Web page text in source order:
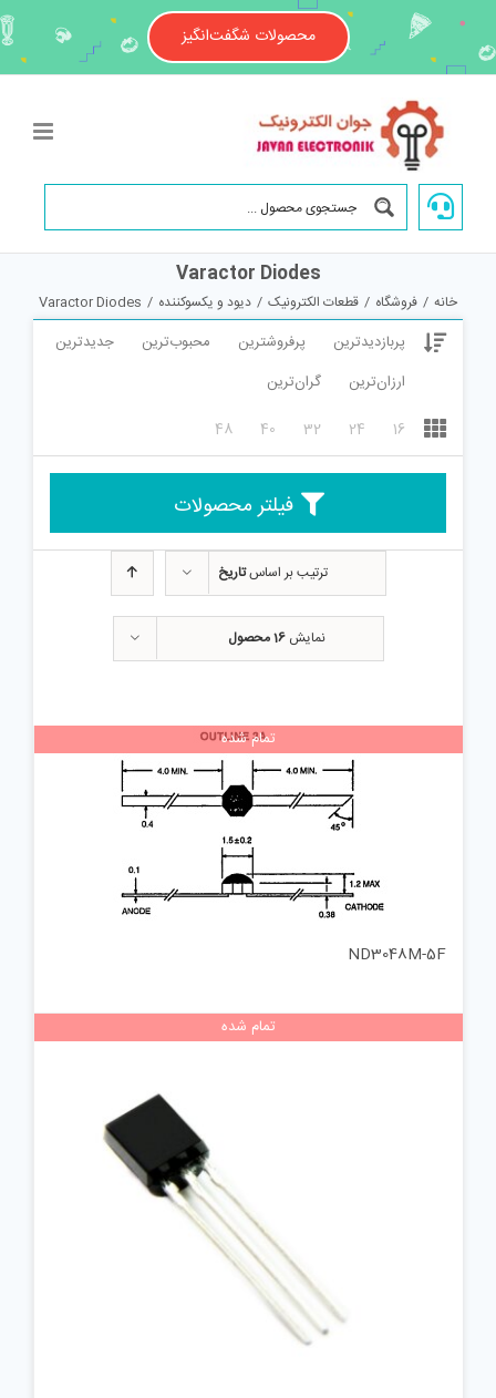
content
محصولات شگفت‌انگیز
Varactor Diodes
خانه / فروشگاه / قطعات الکترونیک / دیود و یکسوکننده /
Varactor Diodes
پربازدیدترین پرفروشترین محبوب‌ترین
جدیدترین
ارزان‌ترین
گران‌ترین
16
24
32
40
48
فیلتر محصولات
ترتیب بر اساستاریخ
نمایش16 محصول
تمام شده
ND3048M-5F
تمام شده